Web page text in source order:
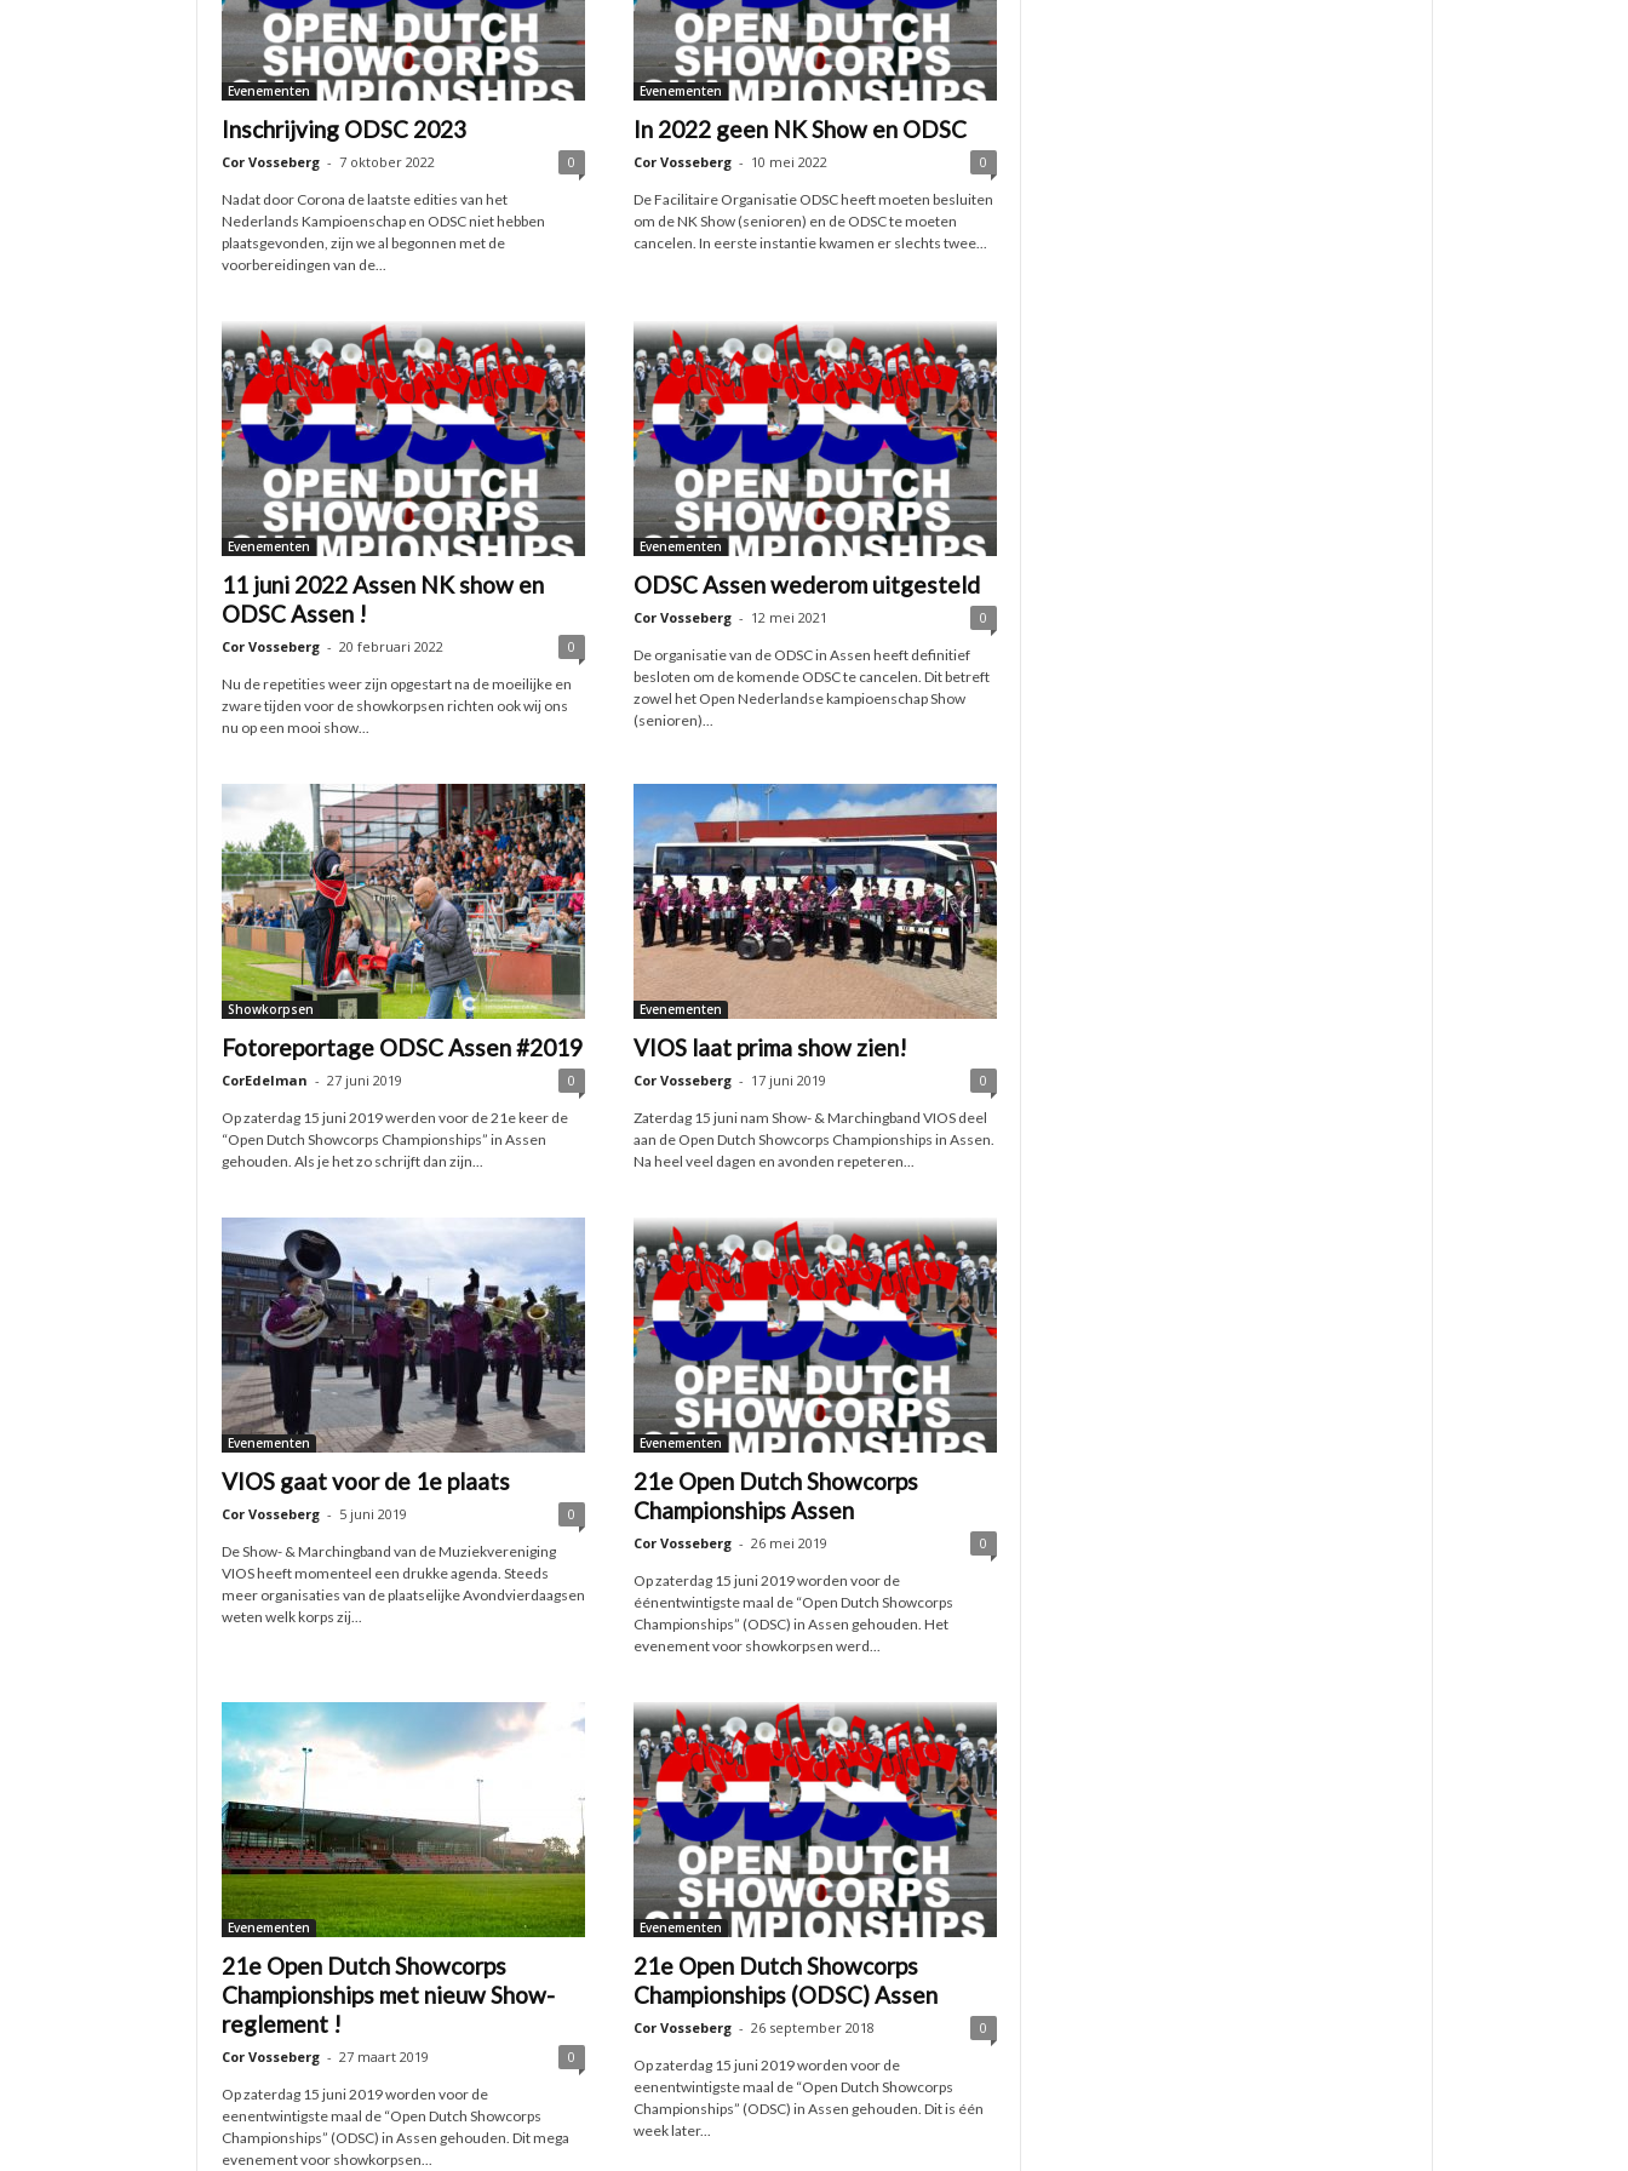
Evenementen
Inschrijving ODSC 2023
Cor Vosseberg - 7 oktober 2022 0
Nadat door Corona de laatste edities van het
Nederlands Kampioenschap en ODSC niet hebben
plaatsgevonden, zijn we al begonnen met de
voorbereidingen van de...
Evenementen
In 2022 geen NK Show en ODSC
Cor Vosseberg - 10 mei 2022 0
De Facilitaire Organisatie ODSC heeft moeten besluiten
om de NK Show (senioren) en de ODSC te moeten
cancelen. In eerste instantie kwamen er slechts twee...
Evenementen
11 juni 2022 Assen NK show en
ODSC Assen !
Cor Vosseberg - 20 februari 2022 0
Nu de repetities weer zijn opgestart na de moeilijke en
zware tijden voor de showkorpsen richten ook wij ons
nu op een mooi show...
Evenementen
ODSC Assen wederom uitgesteld
Cor Vosseberg - 12 mei 2021 0
De organisatie van de ODSC in Assen heeft definitief
besloten om de komende ODSC te cancelen. Dit betreft
zowel het Open Nederlandse kampioenschap Show
(senioren)...
Showkorpsen
Fotoreportage ODSC Assen #2019
CorEdelman - 27 juni 2019 0
Op zaterdag 15 juni 2019 werden voor de 21e keer de
“Open Dutch Showcorps Championships” in Assen
gehouden. Als je het zo schrijft dan zijn...
Evenementen
VIOS laat prima show zien!
Cor Vosseberg - 17 juni 2019 0
Zaterdag 15 juni nam Show- & Marchingband VIOS deel
aan de Open Dutch Showcorps Championships in Assen.
Na heel veel dagen en avonden repeteren...
Evenementen
VIOS gaat voor de 1e plaats
Cor Vosseberg - 5 juni 2019 0
De Show- & Marchingband van de Muziekvereniging
VIOS heeft momenteel een drukke agenda. Steeds
meer organisaties van de plaatselijke Avondvierdaagsen
weten welk korps zij...
Evenementen
21e Open Dutch Showcorps
Championships Assen
Cor Vosseberg - 26 mei 2019 0
Op zaterdag 15 juni 2019 worden voor de
éénentwintigste maal de “Open Dutch Showcorps
Championships” (ODSC) in Assen gehouden. Het
evenement voor showkorpsen werd...
Evenementen
21e Open Dutch Showcorps
Championships met nieuw Show-
reglement !
Cor Vosseberg - 27 maart 2019 0
Op zaterdag 15 juni 2019 worden voor de
eenentwintigste maal de “Open Dutch Showcorps
Championships” (ODSC) in Assen gehouden. Dit mega
evenement voor showkorpsen...
Evenementen
21e Open Dutch Showcorps
Championships (ODSC) Assen
Cor Vosseberg - 26 september 2018 0
Op zaterdag 15 juni 2019 worden voor de
eenentwintigste maal de “Open Dutch Showcorps
Championships” (ODSC) in Assen gehouden. Dit is één
week later...